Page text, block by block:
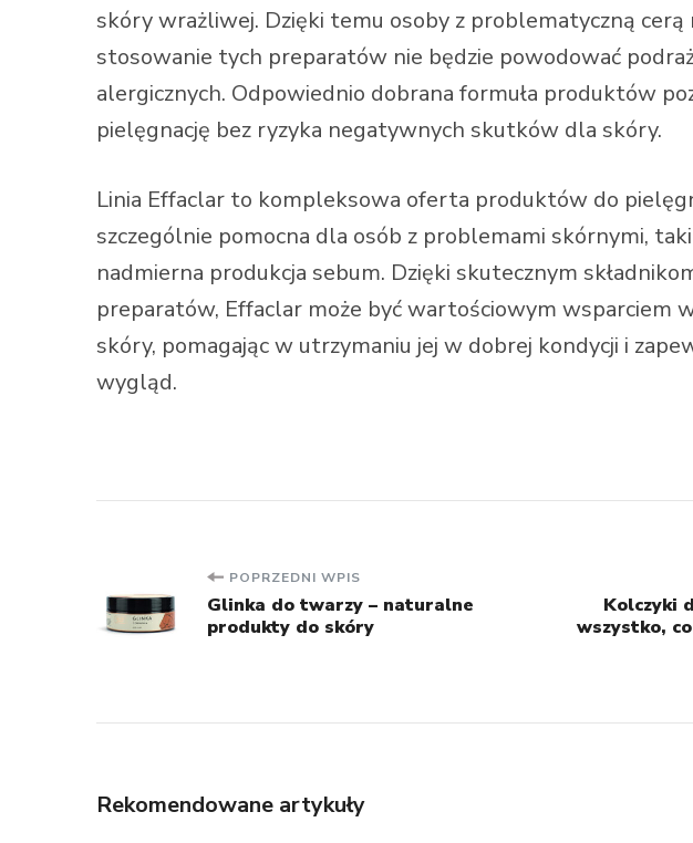
skóry wrażliwej. Dzięki temu osoby z problematyczną cerą
stosowanie tych preparatów nie będzie powodować
alergicznych. Odpowiednio dobrana formuła produktów
pielęgnację bez ryzyka negatywnych skutków dla skóry.
Linia Effaclar to kompleksowa oferta produktów do
szczególnie pomocna dla osób z problemami skórnymi,
nadmierna produkcja sebum. Dzięki skutecznym
preparatów, Effaclar może być wartościowym wsparciem
skóry, pomagając w utrzymaniu jej w dobrej kondycji i
wygląd.
Nawigacja
wpisu
POPRZEDNI WPIS
Glinka do twarzy – naturalne
produkty do skóry
Kolczyki
wszystko,
Rekomendowane artykuły